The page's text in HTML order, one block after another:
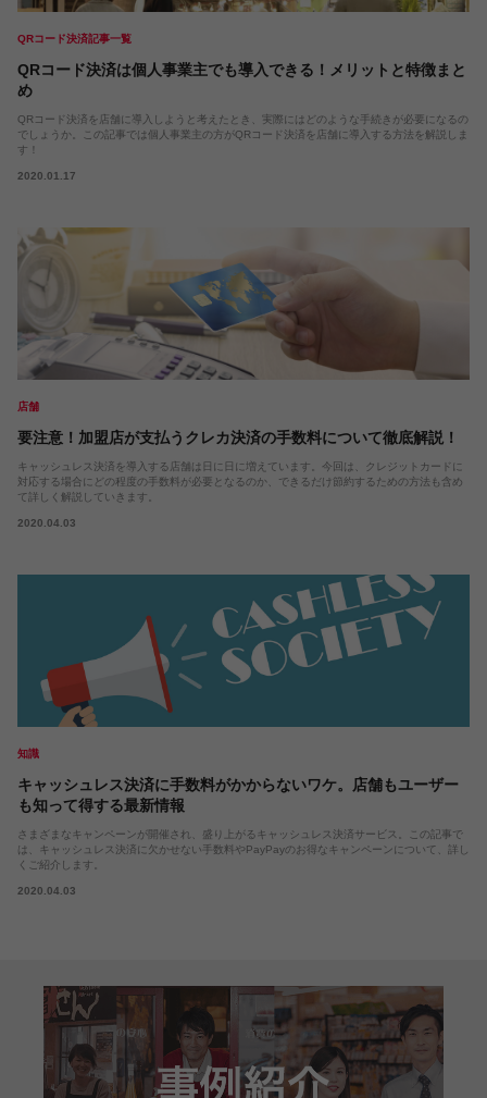
QRコード決済記事一覧
QRコード決済は個人事業主でも導入できる！メリットと特徴まと
め
QRコード決済を店舗に導入しようと考えたとき、実際にはどのような手続きが必要になるの
でしょうか。この記事では個人事業主の方がQRコード決済を店舗に導入する方法を解説しま
す！
2020.01.17
店舗
要注意！加盟店が支払うクレカ決済の手数料について徹底解説！
キャッシュレス決済を導入する店舗は日に日に増えています。今回は、クレジットカードに
対応する場合にどの程度の手数料が必要となるのか、できるだけ節約するための方法も含め
て詳しく解説していきます。
2020.04.03
知識
キャッシュレス決済に手数料がかからないワケ。店舗もユーザー
も知って得する最新情報
さまざまなキャンペーンが開催され、盛り上がるキャッシュレス決済サービス。この記事で
は、キャッシュレス決済に欠かせない手数料やPayPayのお得なキャンペーンについて、詳し
くご紹介します。
2020.04.03